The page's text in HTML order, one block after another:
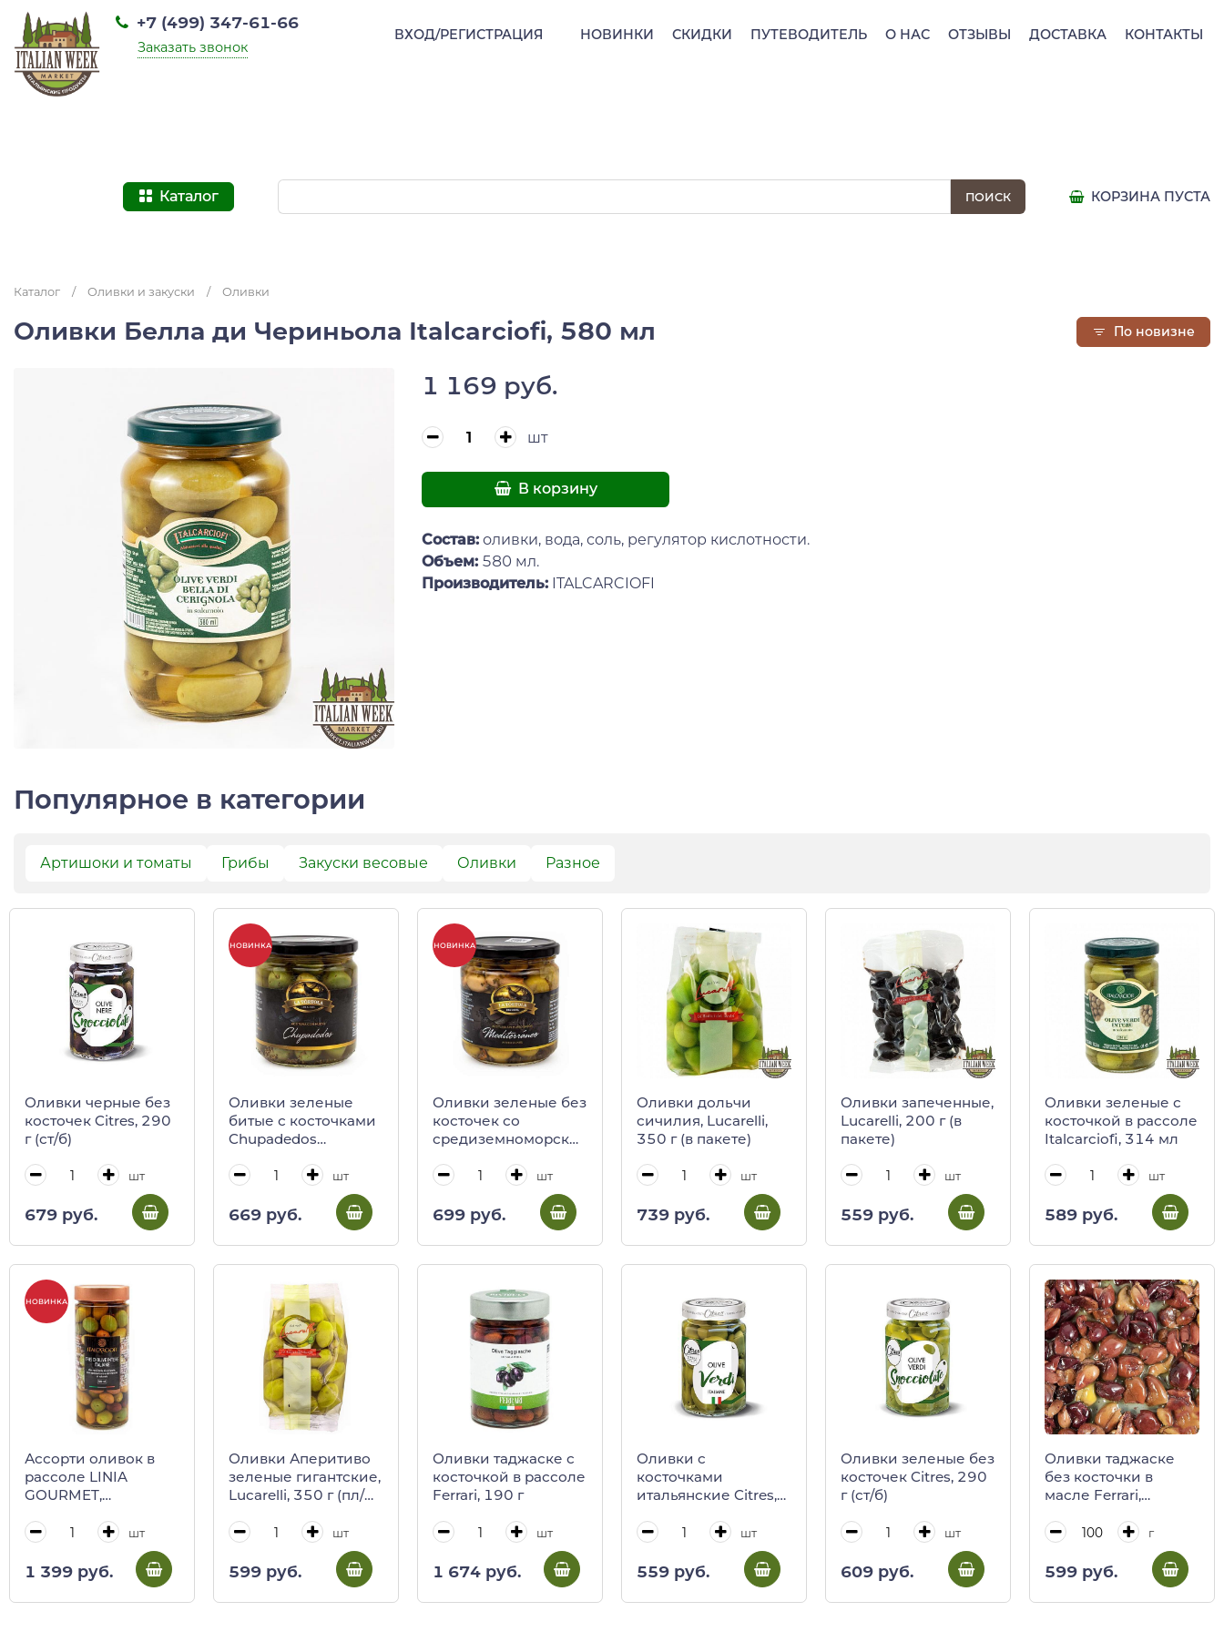
НОВИНКИ СКИДКИ ПУТЕВОДИТЕЛЬ О НАС ОТЗЫВЫ ДОСТАВКА КОНТАКТЫ
+7 (499) 347-61-66
Заказать звонок
ВХОД/РЕГИСТРАЦИЯ
Каталог КОРЗИНА ПУСТА
Каталог / Оливки и закуски / Оливки
Оливки Белла ди Чериньола Italcarciofi, 580 мл
1 169 руб.
шт
В корзину
Состав: оливки, вода, соль, регулятор кислотности.
Объем: 580 мл.
Производитель: ITALCARCIOFI
Популярное в категории
По новизне
Артишоки и томаты Грибы Закуски весовые Оливки Разное
Оливки черные без
косточек Citres, 290
г (ст/б)
шт
679 руб.
НОВИНКА
Оливки зеленые
битые с косточками
Chupadedos
оближешь), La
Tortola, 370 г (ст/б)
шт
669 руб.
НОВИНКА
Оливки зеленые без
косточек со
средиземноморским
370 г (ст/б)
шт
699 руб.
Оливки дольчи
сичилия, Lucarelli,
350 г (в пакете)
шт
739 руб.
Оливки запеченные,
Lucarelli, 200 г (в
пакете)
шт
559 руб.
Оливки зеленые с
косточкой в рассоле
Italcarciofi, 314 мл
шт
589 руб.
НОВИНКА
Ассорти оливок в
рассоле LINIA
GOURMET,
мл (ст/б)
шт
1 399 руб.
Оливки Аперитиво
зеленые гигантские,
Lucarelli, 350 г (пл/
шт
599 руб.
Оливки таджаске с
косточкой в рассоле
Ferrari, 190 г
шт
1 674 руб.
Оливки с
косточками
итальянские Citres,
шт
559 руб.
Оливки зеленые без
косточек Citres, 290
г (ст/б)
шт
609 руб.
Оливки таджаске
без косточки в
масле Ferrari,
г
599 руб.